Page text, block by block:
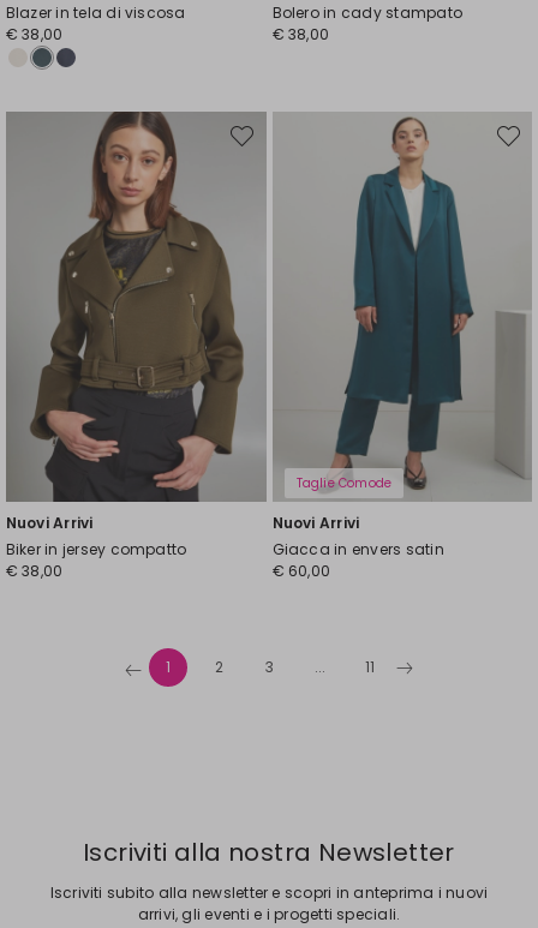
Blazer in tela di viscosa
€ 38,00
Bolero in cady stampato
€ 38,00
Nuovi Arrivi
Biker in jersey compatto
€ 38,00
Sposta
Taglie Comode
Nuovi Arrivi
Giacca in envers satin
€ 60,00
1 2 3 ... 11
Iscriviti alla nostra Newsletter
Iscriviti subito alla newsletter e scopri in anteprima i nuovi
arrivi, gli eventi e i progetti speciali.